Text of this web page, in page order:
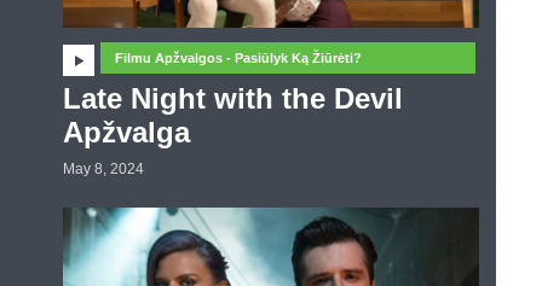
Filmu Apžvalgos - Pasiūlyk Ką Žiūrėti?
Late Night with the Devil
Apžvalga
May 8, 2024